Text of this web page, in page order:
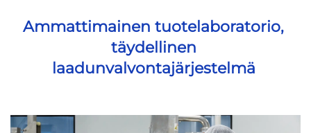
Ammattimainen tuotelaboratorio,
täydellinen
laadunvalvontajärjestelmä